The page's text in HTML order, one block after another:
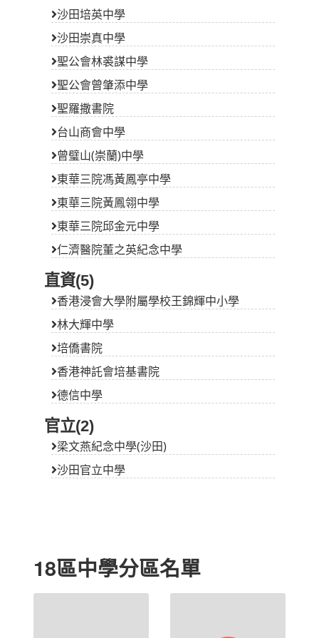
沙田培英中學
沙田崇真中學
聖公會林裘謀中學
聖公會曾肇添中學
聖羅撒書院
台山商會中學
曾璧山(崇蘭)中學
東華三院馮黃鳳亭中學
東華三院黃鳳翎中學
東華三院邱金元中學
仁濟醫院董之英紀念中學
直資(5)
香港浸會大學附屬學校王錦輝中小學
林大輝中學
培僑書院
香港神託會培基書院
德信中學
官立(2)
梁文燕紀念中學(沙田)
沙田官立中學
18區中學分區名單